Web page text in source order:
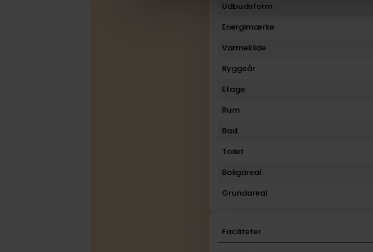
Udbudsform
Energimærke
Varmekilde
Byggeår
Etage
Rum
Bad
Toilet
Boligareal
Grundareal
Faciliteter